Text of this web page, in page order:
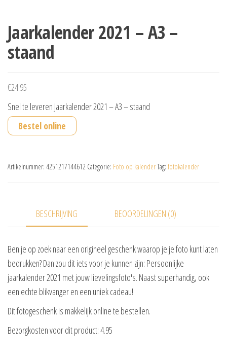
Jaarkalender 2021 – A3 –
staand
€24.95
Snel te leveren Jaarkalender 2021 – A3 – staand
Bestel online
Artikelnummer: 4251217144612 Categorie: Foto op kalenderTag: fotokalender
BESCHRIJVING BEOORDELINGEN (0)
Ben je op zoek naar een origineel geschenk waarop je je foto kunt laten
bedrukken? Dan zou dit iets voor je kunnen zijn: Persoonlijke
jaarkalender 2021 met jouw lievelingsfoto's. Naast superhandig, ook
een echte blikvanger en een uniek cadeau!
Dit fotogeschenk is makkelijk online te bestellen.
Bezorgkosten voor dit product: 4.95